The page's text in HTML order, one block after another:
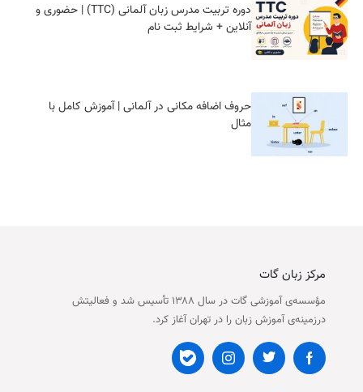
دوره تربیت مدرس زبان آلمانی (TTC) | حضوری و
آنلاین + شرایط ثبت‌ نام
حروف اضافه مکانی در آلمانی | آموزش کامل با
مثال
مرکز زبان گات
مؤسسه‌ی آموزشی گات در سال ۱۳۸۸ تأسیس شد و فعالیتش
درزمینه‌ی آموزش زبان را در تهران آغاز کرد.